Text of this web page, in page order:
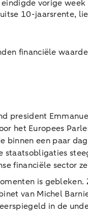
vorige
10-jaarsrente,
financiële
president
het Europees
een paar
staatsobligaties
financiële sector
is gebleken.
van Michel
in de